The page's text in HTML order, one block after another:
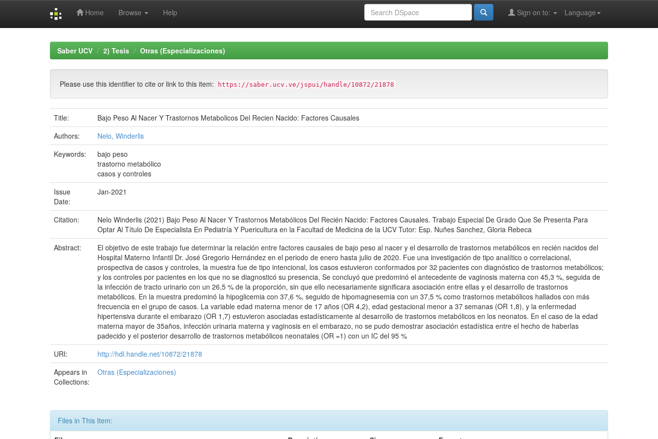
Home Browse Help Language
Sign on to:
Saber UCV 2) Tesis Otras (Especializaciones)
Please use this identifier to cite or link to this item: https://saber.ucv.ve/jspui/handle/10872/21878
Title:
Bajo Peso Al Nacer Y Trastornos Metabolicos Del Recien Nacido: Factores Causales
Authors:
Nelo, Winderlis
Keywords:
bajo peso
trastorno metabólico
casos y controles
Issue
Date:
Jan-2021
Citation:
Nelo Winderlis (2021) Bajo Peso Al Nacer Y Trastornos Metabólicos Del Recién Nacido: Factores Causales. Trabajo Especial De Grado Que Se Presenta Para
Optar Al Título De Especialista En Pediatría Y Puericultura en la Facultad de Medicina de la UCV Tutor: Esp. Nuñes Sanchez, Gloria Rebeca
Abstract:
El objetivo de este trabajo fue determinar la relación entre factores causales de bajo peso al nacer y el desarrollo de trastornos metabólicos en recién nacidos del
Hospital Materno Infantil Dr. José Gregorio Hernández en el periodo de enero hasta julio de 2020. Fue una investigación de tipo analítico o correlacional,
prospectiva de casos y controles, la muestra fue de tipo intencional, los casos estuvieron conformados por 32 pacientes con diagnóstico de trastornos metabólicos;
y los controles por pacientes en los que no se diagnosticó su presencia, Se concluyó que predominó el antecedente de vaginosis materna con 45,3 %, seguida de
la infección de tracto urinario con un 26,5 % de la proporción, sin que ello necesariamente significara asociación entre ellas y el desarrollo de trastornos
metabólicos. En la muestra predominó la hipoglicemia con 37,6 %, seguido de hipomagnesemia con un 37,5 % como trastornos metabólicos hallados con más
frecuencia en el grupo de casos. La variable edad materna menor de 17 años (OR 4,2), edad gestacional menor a 37 semanas (OR 1,8), y la enfermedad
hipertensiva durante el embarazo (OR 1,7) estuvieron asociadas estadísticamente al desarrollo de trastornos metabólicos en los neonatos. En el caso de la edad
materna mayor de 35años, infección urinaria materna y vaginosis en el embarazo, no se pudo demostrar asociación estadística entre el hecho de haberlas
padecido y el posterior desarrollo de trastornos metabólicos neonatales (OR =1) con un IC del 95 %
URI:
http://hdl.handle.net/10872/21878
Appears in
Collections:
Otras (Especializaciones)
Files in This Item: